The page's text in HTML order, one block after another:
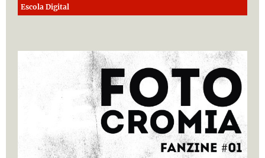
Escola Digital